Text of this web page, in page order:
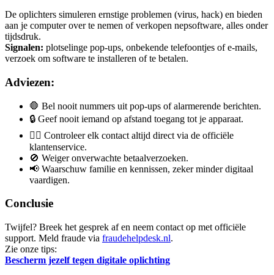
De oplichters simuleren ernstige problemen (virus, hack) en bieden
aan je computer over te nemen of verkopen nepsoftware, alles onder
tijdsdruk.
Signalen: plotselinge pop-ups, onbekende telefoontjes of e-mails,
verzoek om software te installeren of te betalen.
Adviezen:
🛑 Bel nooit nummers uit pop-ups of alarmerende berichten.
🔒 Geef nooit iemand op afstand toegang tot je apparaat.
🕵️‍♂️ Controleer elk contact altijd direct via de officiële
klantenservice.
🚫 Weiger onverwachte betaalverzoeken.
📢 Waarschuw familie en kennissen, zeker minder digitaal
vaardigen.
Conclusie
Twijfel? Breek het gesprek af en neem contact op met officiële
support. Meld fraude via fraudehelpdesk.nl.
Zie onze tips:
Bescherm jezelf tegen digitale oplichting